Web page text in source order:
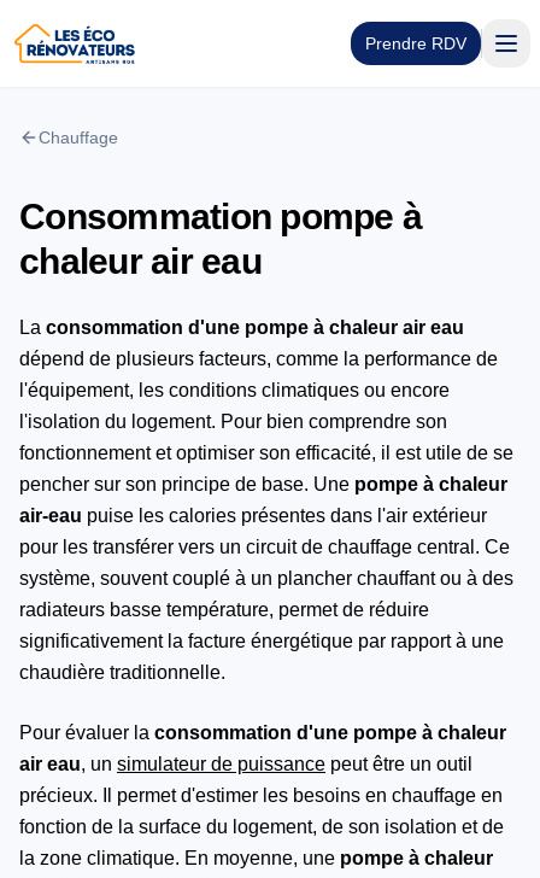
Prendre RDV
Chauffage
Consommation pompe à
chaleur air eau
La consommation d'une pompe à chaleur air eau
dépend de plusieurs facteurs, comme la performance de
l'équipement, les conditions climatiques ou encore
l'isolation du logement. Pour bien comprendre son
fonctionnement et optimiser son efficacité, il est utile de se
pencher sur son principe de base. Une pompe à chaleur
air-eau puise les calories présentes dans l'air extérieur
pour les transférer vers un circuit de chauffage central. Ce
système, souvent couplé à un plancher chauffant ou à des
radiateurs basse température, permet de réduire
significativement la facture énergétique par rapport à une
chaudière traditionnelle.
Pour évaluer la consommation d'une pompe à chaleur
air eau, un simulateur de puissance peut être un outil
précieux. Il permet d'estimer les besoins en chauffage en
fonction de la surface du logement, de son isolation et de
la zone climatique. En moyenne, une pompe à chaleur